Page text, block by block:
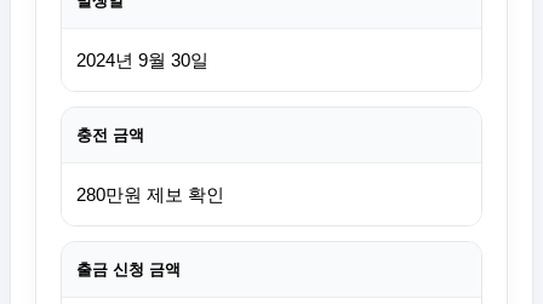
2024년 9월 30일
충전 금액
280만원 제보 확인
출금 신청 금액